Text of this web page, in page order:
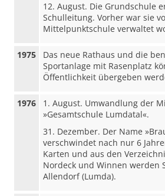
12. August. Die Grundschule
Schulleitung. Vorher war sie
Mittelpunktschule verwaltet
1975
Das neue Rathaus und die
Sportanlage mit Rasenplatz
Öffentlichkeit übergeben
1976
1. August. Umwandlung der
»Gesamtschule Lumdatal«.
31. Dezember. Der Name
verschwindet nach nur 6
Karten und aus den
Nordeck und Winnen werden
Allendorf (Lumda).